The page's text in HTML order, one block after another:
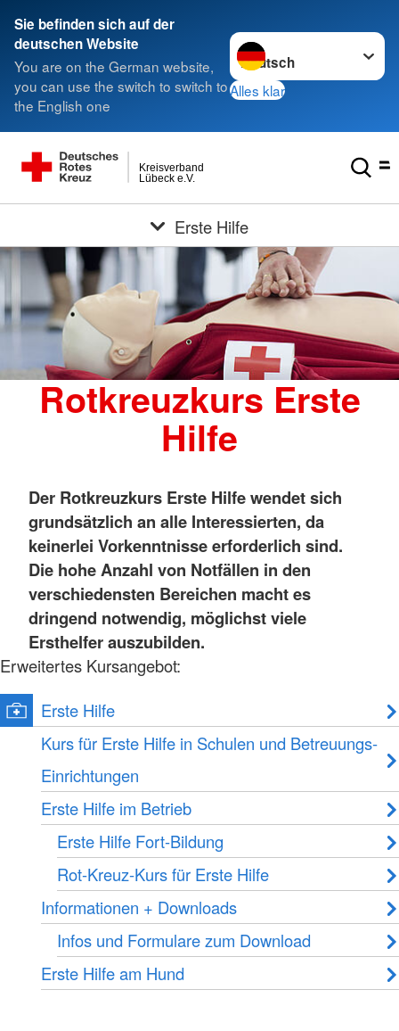
Sie befinden sich auf der
deutschen Website
You are on the German website,
you can use the switch to switch to
the English one
Sprache wechseln zu
Alles klar
Lübeck e.V.
Kreisverband
Erste Hilfe
Rotkreuzkurs Erste
Hilfe
Der Rotkreuzkurs Erste Hilfe wendet sich
grundsätzlich an alle Interessierten, da
keinerlei Vorkenntnisse erforderlich sind.
Die hohe Anzahl von Notfällen in den
verschiedensten Bereichen macht es
dringend notwendig, möglichst viele
Ersthelfer auszubilden.
Erweitertes Kursangebot:
Erste Hilfe
Kurs für Erste Hilfe in Schulen und Betreuungs-
Einrichtungen
Erste Hilfe im Betrieb
Erste Hilfe Fort-Bildung
Rot-Kreuz-Kurs für Erste Hilfe
Informationen + Downloads
Infos und Formulare zum Download
Erste Hilfe am Hund